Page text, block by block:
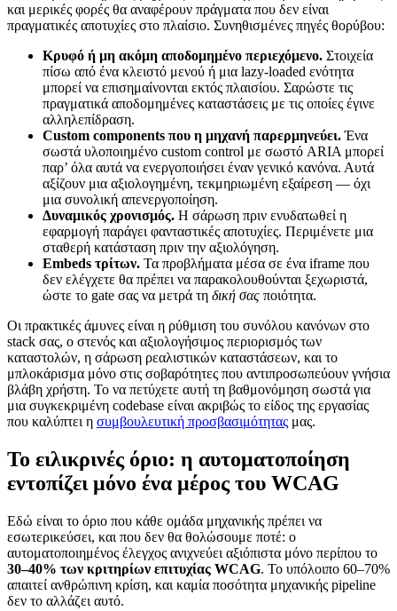
και μερικές φορές θα αναφέρουν πράγματα που δεν είναι
πραγματικές αποτυχίες στο πλαίσιο. Συνηθισμένες πηγές θορύβου:
Κρυφό ή μη ακόμη αποδομημένο περιεχόμενο. Στοιχεία
πίσω από ένα κλειστό μενού ή μια lazy-loaded ενότητα
μπορεί να επισημαίνονται εκτός πλαισίου. Σαρώστε τις
πραγματικά αποδομημένες καταστάσεις με τις οποίες έγινε
αλληλεπίδραση.
Custom components που η μηχανή παρερμηνεύει.Ένα
σωστά υλοποιημένο custom control με σωστό ARIA μπορεί
παρ’ όλα αυτά να ενεργοποιήσει έναν γενικό κανόνα. Αυτά
αξίζουν μια αξιολογημένη, τεκμηριωμένη εξαίρεση — όχι
μια συνολική απενεργοποίηση.
Δυναμικός χρονισμός. Η σάρωση πριν ενυδατωθεί η
εφαρμογή παράγει φανταστικές αποτυχίες. Περιμένετε μια
σταθερή κατάσταση πριν την αξιολόγηση.
Embeds τρίτων. Τα προβλήματα μέσα σε ένα iframe που
δεν ελέγχετε θα πρέπει να παρακολουθούνται ξεχωριστά,
ώστε το gate σας να μετρά τη δική σας ποιότητα.
Οι πρακτικές άμυνες είναι η ρύθμιση του συνόλου κανόνων στο
stack σας, ο στενός και αξιολογήσιμος περιορισμός των
καταστολών, η σάρωση ρεαλιστικών καταστάσεων, και το
μπλοκάρισμα μόνο στις σοβαρότητες που αντιπροσωπεύουν γνήσια
βλάβη χρήστη. Το να πετύχετε αυτή τη βαθμονόμηση σωστά για
μια συγκεκριμένη codebase είναι ακριβώς το είδος της εργασίας
που καλύπτει η συμβουλευτική προσβασιμότητας μας.
Το ειλικρινές όριο: η αυτοματοποίηση
εντοπίζει μόνο ένα μέρος του WCAG
Εδώ είναι το όριο που κάθε ομάδα μηχανικής πρέπει να
εσωτερικεύσει, και που δεν θα θολώσουμε ποτέ: ο
αυτοματοποιημένος έλεγχος ανιχνεύει αξιόπιστα μόνο περίπου το
30–40% των κριτηρίων επιτυχίας WCAG. Το υπόλοιπο 60–70%
απαιτεί ανθρώπινη κρίση, και καμία ποσότητα μηχανικής pipeline
δεν το αλλάζει αυτό.